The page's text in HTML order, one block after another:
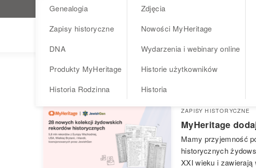
Odwiedź MyHeritage.pl
Blog
Genealogia
Zapisy historyczne
DNA
Produkty MyHeritage
Historia Rodzinna
Zdjęcia
Nowości MyHeritage
Wydarzenia i webinary online
Historie użytkowników
Historia
zapisy żydowskie
ZAPISY HISTORYCZNE
MyHeritage
Mamy przyjemność
historycznych
XXI wieku i zawierają